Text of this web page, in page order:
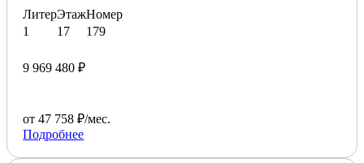
Литер
1
Этаж
17
Номер
179
9 969 480 ₽
от 47 758 ₽/мес.
Подробнее